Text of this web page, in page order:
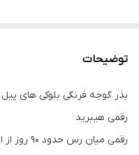
توضیحات
بذر گوجه فرنگی بلوکی های پیل ٣٠٣ سمینس
رقمی هیبرید
رقمی میان رس حدود 90 روز از انتقال نشا تا برداشت